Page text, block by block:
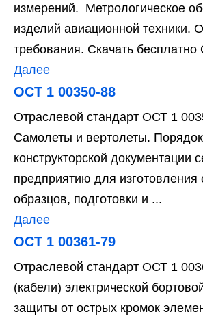
измерений. Метрологическое
изделий авиационной техники.
требования. Скачать
Далее
ОСТ 1 00350-88
Отраслевой стандарт ОСТ 1
Самолеты и вертолеты.
конструкторской документации
предприятию для изготовления
образцов, подготовки и ...
Далее
ОСТ 1 00361-79
Отраслевой стандарт ОСТ 1
(кабели) электрической
защиты от острых кромок